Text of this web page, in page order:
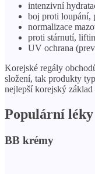
intenzivní
boj proti loupání,
normalizace
proti stárnutí,
UV ochrana
Korejské regály
složení, tak produkty
nejlepší korejský
Populární léky
BB krémy